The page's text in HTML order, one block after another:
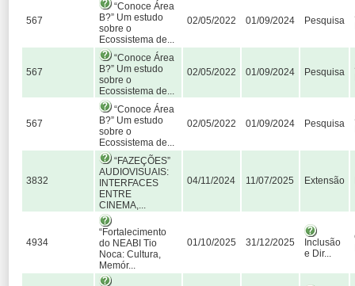
567
“Conoce Área
B?” Um estudo
sobre o
Ecossistema de...
02/05/2022 01/09/2024 Pesquisa
567
“Conoce Área
B?” Um estudo
sobre o
Ecossistema de...
02/05/2022 01/09/2024 Pesquisa
567
“Conoce Área
B?” Um estudo
sobre o
Ecossistema de...
02/05/2022 01/09/2024 Pesquisa
3832
“FAZEÇÕES”
AUDIOVISUAIS:
INTERFACES
ENTRE
CINEMA,...
04/11/2024 11/07/2025 Extensão
4934
“Fortalecimento
do NEABI Tio
Noca: Cultura,
Memór...
01/10/2025 31/12/2025
Inclusão
e Dir...